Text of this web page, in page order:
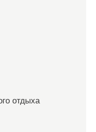
отдыха